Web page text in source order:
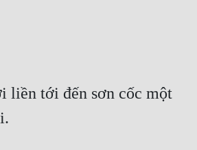
liền tới đến sơn cốc một